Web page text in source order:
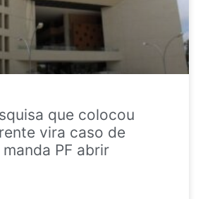
que colocou
vira caso de
PF abrir